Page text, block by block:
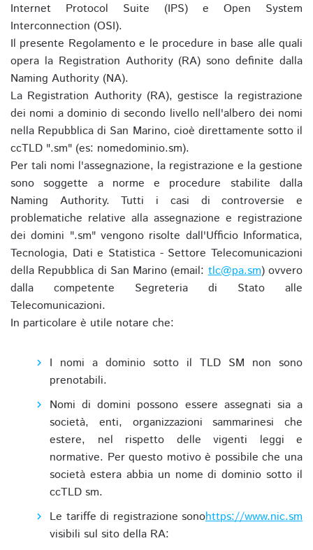
Internet Protocol Suite (IPS) e Open System
Interconnection (OSI).
Il presente Regolamento e le procedure in base alle quali
opera la Registration Authority (RA) sono definite dalla
Naming Authority (NA).
La Registration Authority (RA), gestisce la registrazione
dei nomi a dominio di secondo livello nell'albero dei nomi
nella Repubblica di San Marino, cioè direttamente sotto il
ccTLD ".sm" (es: nomedominio.sm).
Per tali nomi l'assegnazione, la registrazione e la gestione
sono soggette a norme e procedure stabilite dalla
Naming Authority. Tutti i casi di controversie e
problematiche relative alla assegnazione e registrazione
dei domini ".sm" vengono risolte dall'Ufficio Informatica,
Tecnologia, Dati e Statistica - Settore Telecomunicazioni
della Repubblica di San Marino (email:tlc@pa.sm) ovvero
dalla competente Segreteria di Stato alle
Telecomunicazioni.
In particolare è utile notare che:
I nomi a dominio sotto il TLD SM non sono
prenotabili.
Nomi di domini possono essere assegnati sia a
società, enti, organizzazioni sammarinesi che
estere, nel rispetto delle vigenti leggi e
normative. Per questo motivo è possibile che una
società estera abbia un nome di dominio sotto il
ccTLD sm.
Le tariffe di registrazione sono
visibili sul sito della RA:
https://www.nic.sm